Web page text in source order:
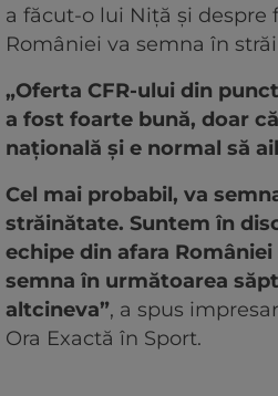
a făcut-o lui Niță și despre
României va semna în
„Oferta CFR-ului din
a fost foarte bună, doar
națională și e normal să
Cel mai probabil, va
străinătate. Suntem în
echipe din afara
semna în următoarea
altcineva”, a spus
Ora Exactă în Sport.